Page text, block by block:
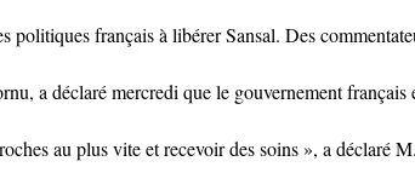
politiques français à libérer Sansal. Des
a déclaré mercredi que le gouvernement
au plus vite et recevoir des soins », a